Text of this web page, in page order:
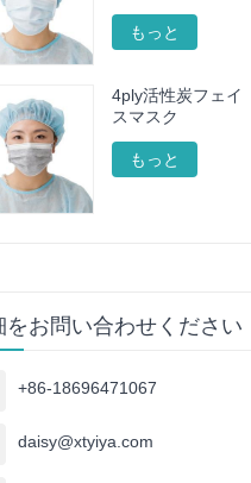
もっと
4ply活性炭フェイ
スマスク
もっと
をお問い合わせください
+86-18696471067
daisy@xtyiya.com